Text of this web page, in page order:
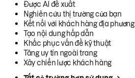
Được AI đề xuất
Nghiên cứu thị trường của bạn
Kết nối với khách hàng địa phương
Tạo nội dung hấp dẫn
Khắc phục vấn đề kỹ thuật
Tăng uy tín ngoài trang
Xây chiến lược khách hàng